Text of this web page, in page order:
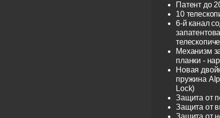
Патент до
10
6-й канал
Механизм
планки -
Новая
пружина
Lock)
Защита от
Защита от